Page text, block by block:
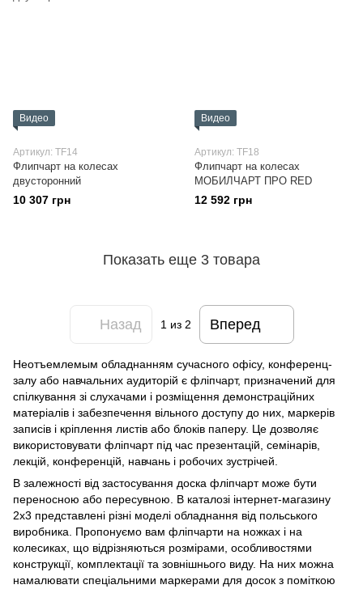
Видео
Артикул: TF14
Флипчарт на колесах
двусторонний
10 307 грн
Видео
Артикул: TF18
Флипчарт на колесах
МОБИЛЧАРТ ПРО RED
12 592 грн
Показать еще 3 товара
Назад 1 из 2 Вперед
Неотъемлемым обладнанням сучасного офісу, конференц-
залу або навчальних аудиторій є фліпчарт, призначений для
спілкування зі слухачами і розміщення демонстраційних
матеріалів і забезпечення вільного доступу до них, маркерів
записів і кріплення листів або блоків паперу. Це дозволяє
використовувати фліпчарт під час презентацій, семінарів,
лекцій, конференцій, навчань і робочих зустрічей.
В залежності від застосування доска фліпчарт може бути
переносною або пересувною. В каталозі інтернет-магазину
2х3 представлені різні моделі обладнання від польського
виробника. Пропонуємо вам фліпчарти на ножках і на
колесиках, що відрізняються розмірами, особливостями
конструкції, комплектації та зовнішнього виду. На них можна
намалювати спеціальними маркерами для досок з поміткою